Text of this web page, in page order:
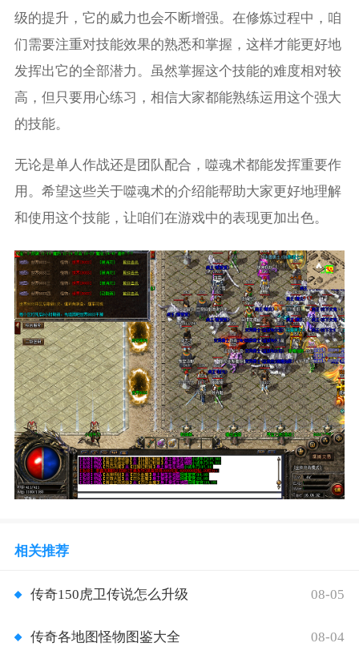
级的提升，它的威力也会不断增强。在修炼过程中，咱
们需要注重对技能效果的熟悉和掌握，这样才能更好地
发挥出它的全部潜力。虽然掌握这个技能的难度相对较
高，但只要用心练习，相信大家都能熟练运用这个强大
的技能。
无论是单人作战还是团队配合，噬魂术都能发挥重要作
用。希望这些关于噬魂术的介绍能帮助大家更好地理解
和使用这个技能，让咱们在游戏中的表现更加出色。
相关推荐
传奇150虎卫传说怎么升级 08-05
传奇各地图怪物图鉴大全 08-04